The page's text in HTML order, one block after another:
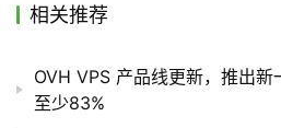
P
专
题
compromised and that the
immediately isolated the
a detailed analysis.
相关推荐
OVH VPS 产品线更新，推出
至少83%